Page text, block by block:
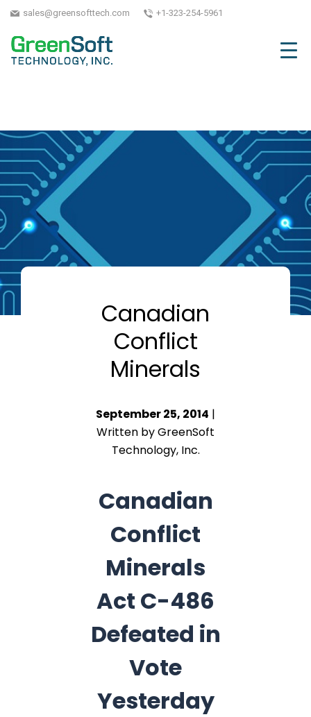
sales@greensofttech.com +1-323-254-5961
Canadian
Conflict
Minerals
September 25, 2014 |
Written by GreenSoft
Technology, Inc.
Canadian
Conflict
Minerals
Act C-486
Defeated in
Vote
Yesterday